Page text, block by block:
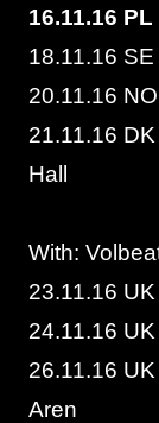
16.11.16
18.11.16
20.11.16
21.11.16
Hall
With:
23.11.16
24.11.16
26.11.16
Aren